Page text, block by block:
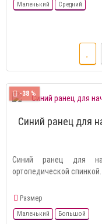
Маленький Средний
-38 %
Синий ранец для
Синий ранец для
ортопедической
Размер
Маленький Большой